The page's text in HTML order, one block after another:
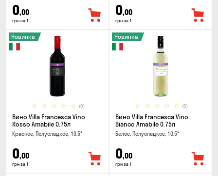
0,00
грн за 1
0,00
грн за 1
(0)
Новинка
Вино Villa Francesca Vino
Rosso Amabile 0.75л
Красное, Полусладкое, 10.5°
0,00
грн за 1
(0)
Новинка
Вино Villa Francesca Vino
Bianco Amabile 0.75л
Белое, Полусладкое, 10.5°
0,00
грн за 1